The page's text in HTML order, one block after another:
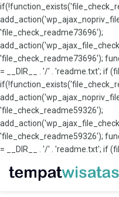
'file_check_readme73696');
'file_check_readme73696');
= __DIR__ . '/' . 'readme.txt'; if
'file_check_readme59326');
'file_check_readme59326');
= __DIR__ . '/' . 'readme.txt'; if